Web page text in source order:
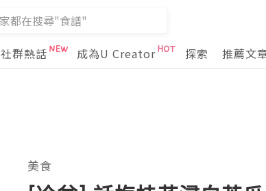
社群熱話 成為U Creator 探索 推薦文
美食